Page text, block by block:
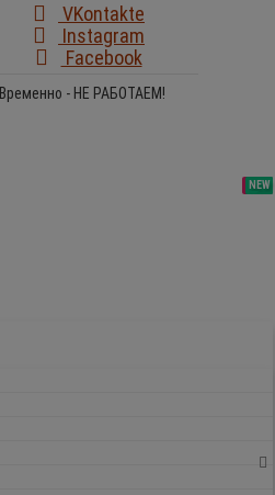
VKontakte
Instagram
Facebook
Временно - НЕ РАБОТАЕМ!
NEW
SALE
NEW
NEW